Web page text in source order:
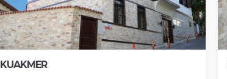
KUAKMER